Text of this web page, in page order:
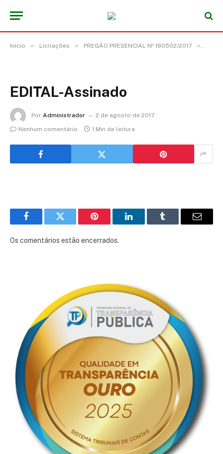
Início » Licitações » PREGÃO PRESENCIAL Nº 180502/2017 »
EDITAL-Assinado
Por Administrador
2 de agosto de 2017
Nenhum comentário
1 Min de leitura
FacebookTwitter Pinterest LinkedInTumblr
E-
Os comentários estão encerrados.